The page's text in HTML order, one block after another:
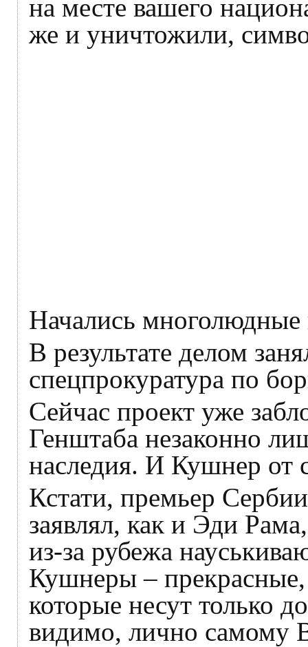
на месте вашего
же и уничтожили,
Начались многолюдные
В результате делом
спецпрокуратура по
Сейчас проект уже
Генштаба незаконно
наследия. И Кушнер от
Кстати, премьер
заявлял, как и Эди
из-за рубежа
Кушнеры –
которые несут только
видимо, лично самому